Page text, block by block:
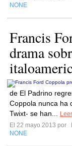
NONE
Francis
drama
de El Padrino
Coppola nunca ha
Twixt- se han...
El 22 mayo 2013 por
NONE